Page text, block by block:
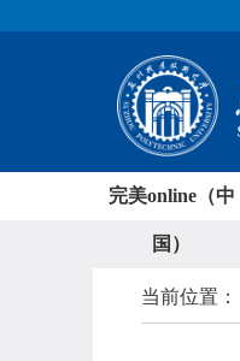
完美online（中
国）
当前位置：